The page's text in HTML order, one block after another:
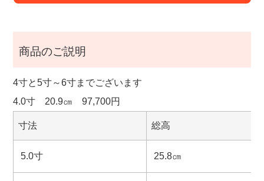
商品のご説明
4寸と5寸～6寸までございます
4.0寸 20.9㎝ 97,700円
寸法 総高
5.0寸 25.8㎝